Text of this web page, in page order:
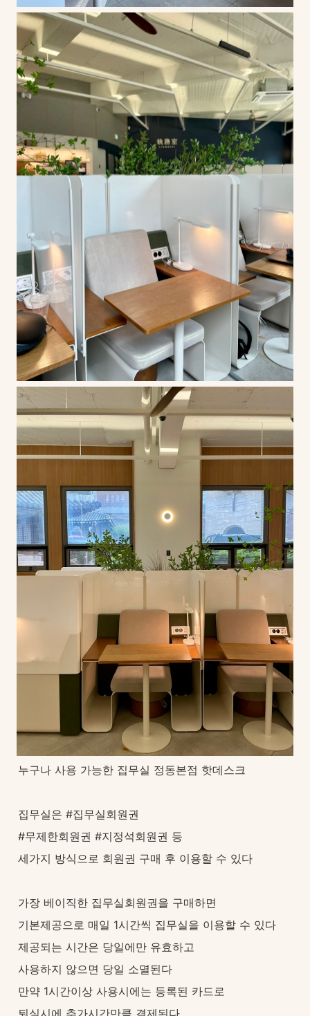
누구나 사용 가능한 집무실 정동본점 핫데스크
집무실은 #집무실회원권
#무제한회원권 #지정석회원권 등
세가지 방식으로 회원권 구매 후 이용할 수 있다
가장 베이직한 집무실회원권을 구매하면
기본제공으로 매일 1시간씩 집무실을 이용할 수 있다
제공되는 시간은 당일에만 유효하고
사용하지 않으면 당일 소멸된다
만약 1시간이상 사용시에는 등록된 카드로
퇴실시에 추가시간만큼 결제된다